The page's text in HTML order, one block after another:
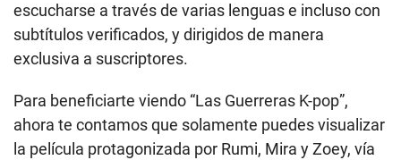
escucharse a través de varias lenguas e incluso con
subtítulos verificados, y dirigidos de manera
exclusiva a suscriptores.
Para beneficiarte viendo “Las Guerreras K-pop”,
ahora te contamos que solamente puedes visualizar
la película protagonizada por Rumi, Mira y Zoey, vía